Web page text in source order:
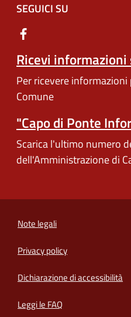
SEGUICI SU
Ricevi
Per ricevere
Comune
"Capo di Ponte
Scarica l'ultimo numero
dell'Amministrazione di
Note legali
Privacy policy
Dichiarazione di accessibilità
Leggi le FAQ